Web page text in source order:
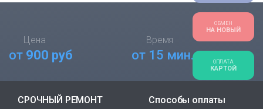
ОБМЕН
НА НОВЫЙ
ОПЛАТА
КАРТОЙ
Цена
от 900 руб
Время
от 15 мин.
СРОЧНЫЙ РЕМОНТ Способы оплаты